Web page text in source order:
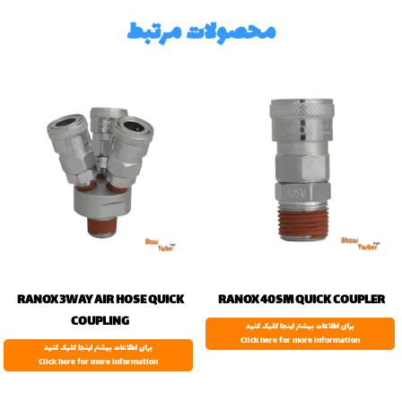
محصولات مرتبط
RANOX 40SM QUICK COUPLER
برای اطلاعات بیشتر اینجا کلیک کنید
Click here for more information
RANOX 3WAY AIR HOSE QUICK
COUPLING
برای اطلاعات بیشتر اینجا کلیک کنید
Click here for more information